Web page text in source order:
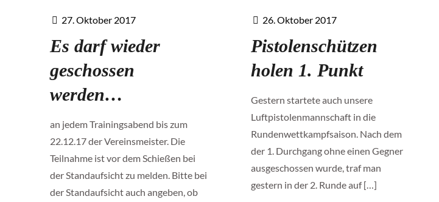
27. Oktober 2017
Es darf wieder
geschossen
werden…
an jedem Trainingsabend bis zum
22.12.17 der Vereinsmeister. Die
Teilnahme ist vor dem Schießen bei
der Standaufsicht zu melden. Bitte bei
der Standaufsicht auch angeben, ob
26. Oktober 2017
Pistolenschützen
holen 1. Punkt
Gestern startete auch unsere
Luftpistolenmannschaft in die
Rundenwettkampfsaison. Nach dem
der 1. Durchgang ohne einen Gegner
ausgeschossen wurde, traf man
gestern in der 2. Runde auf[…]